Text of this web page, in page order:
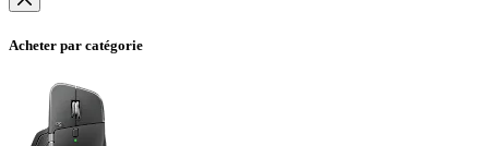
Acheter par catégorie